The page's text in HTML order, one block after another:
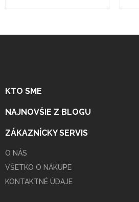
KTO SME
NAJNOVŠIE Z BLOGU
ZÁKAZNÍCKY SERVIS
O NÁS
VŠETKO O NÁKUPE
KONTAKTNÉ ÚDAJE